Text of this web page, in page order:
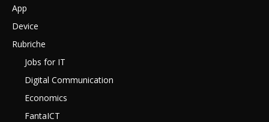
App
Device
Rubriche
Jobs for IT
Digital Communication
Economics
FantaICT